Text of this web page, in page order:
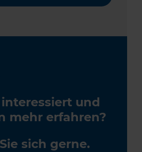
und
mehr erfahren?
sich gerne.